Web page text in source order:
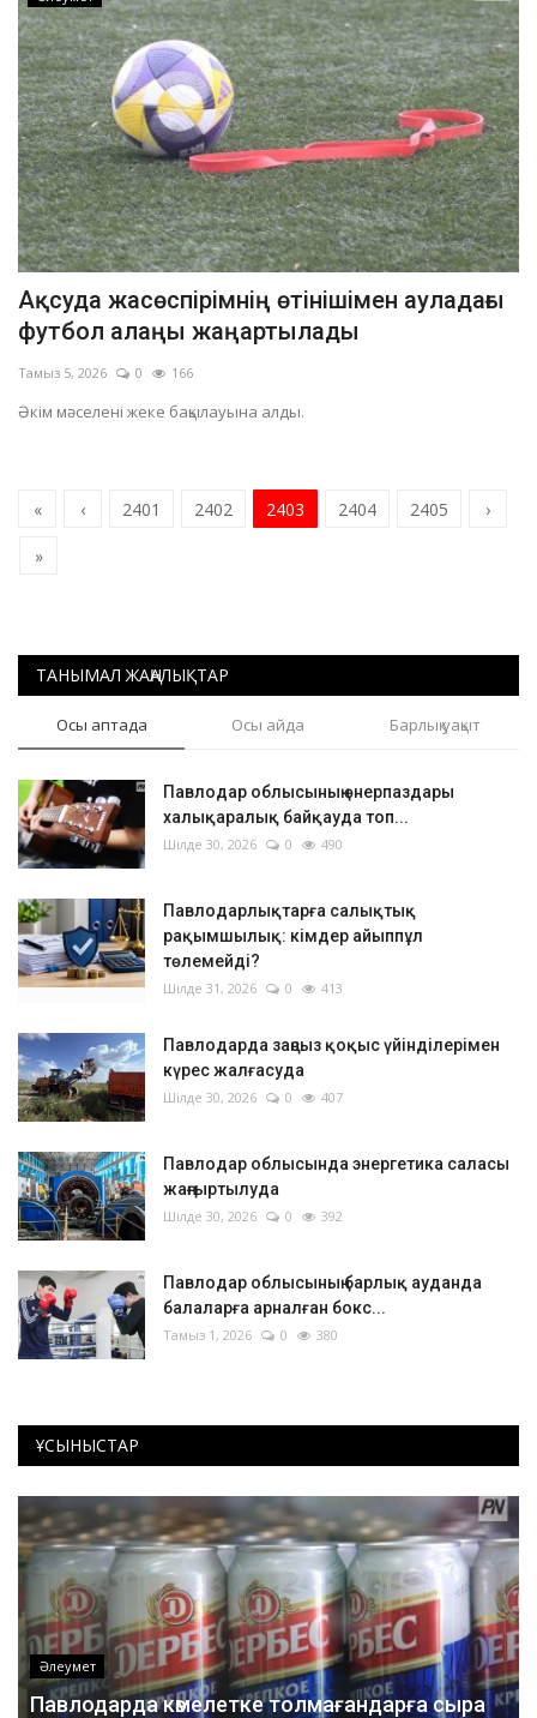
Ақсуда жасөспірімнің өтінішімен ауладағы
футбол алаңы жаңартылады
Тамыз 5, 2026 0 166
Әкім мәселені жеке бақылауына алды.
« ‹ 2401 2402 2403 2404 2405 ›
»
ТАНЫМАЛ ЖАҢАЛЫҚТАР
Осы аптада Осы айда Барлық уақыт
Павлодар облысының өнерпаздары
халықаралық байқауда топ...
Шілде 30, 2026 0 490
Павлодарлықтарға салықтық
рақымшылық: кімдер айыппұл
төлемейді?
Шілде 31, 2026 0 413
Павлодарда заңсыз қоқыс үйінділерімен
күрес жалғасуда
Шілде 30, 2026 0 407
Павлодар облысында энергетика саласы
жаңғыртылуда
Шілде 30, 2026 0 392
Павлодар облысының барлық ауданда
балаларға арналған бокс...
Тамыз 1, 2026 0 380
ҰСЫНЫСТАР
Әлеумет
Павлодарда кәмелетке толмағандарға сыра